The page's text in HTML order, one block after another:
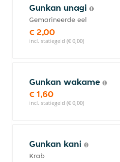
Gunkan unagi
Gemarineerde eel
€ 2,00
incl. statiegeld (€ 0,00)
Gunkan wakame
€ 1,60
incl. statiegeld (€ 0,00)
Gunkan kani
Krab